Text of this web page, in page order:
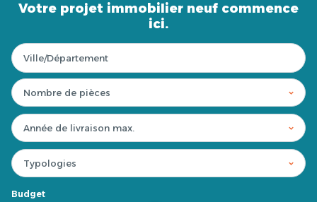
Votre projet immobilier neuf commence
ici.
Budget